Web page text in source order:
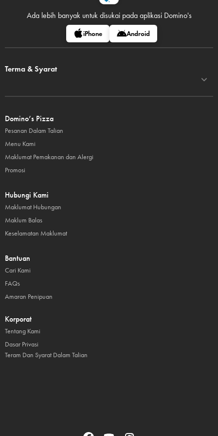
Ada lebih banyak untuk disukai pada aplikasi Domino's
iPhone Android
Terma & Syarat
Domino’s Pizza
Pesanan Dalam Talian
Menu Kami
Maklumat Pemakanan dan Alergi
Promosi
Hubungi Kami
Maklumat Hubungan
Maklum Balas
Keselamatan Maklumat
Bantuan
Cari Kami
FAQs
Amaran Penipuan
Korporat
Tentang Kami
Dasar Privasi
Teram Dan Syarat Dalam Talian